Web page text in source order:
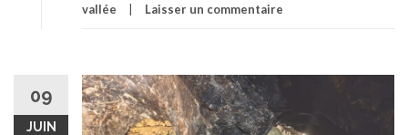
vallée Laisser un commentaire
09
JUIN